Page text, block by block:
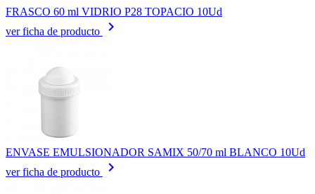
FRASCO 60 ml VIDRIO P28 TOPACIO 10Ud
ver ficha de producto
keyboard_arrow_right
ENVASE EMULSIONADOR SAMIX 50/70 ml BLANCO 10Ud
ver ficha de producto
keyboard_arrow_right